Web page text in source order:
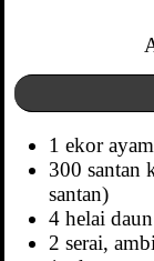
1 ekor
300 santan
santan)
4 helai
2 serai,